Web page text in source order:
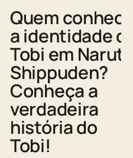
Quem
a identidade
Tobi em
Shippuden?
Conheça a
verdadeira
história do
Tobi!